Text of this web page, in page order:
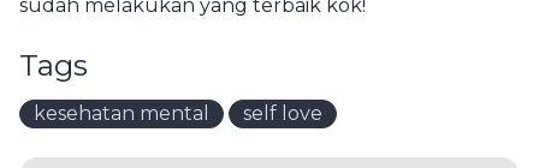
sudah melakukan yang terbaik kok!
Tags
kesehatan mental self love